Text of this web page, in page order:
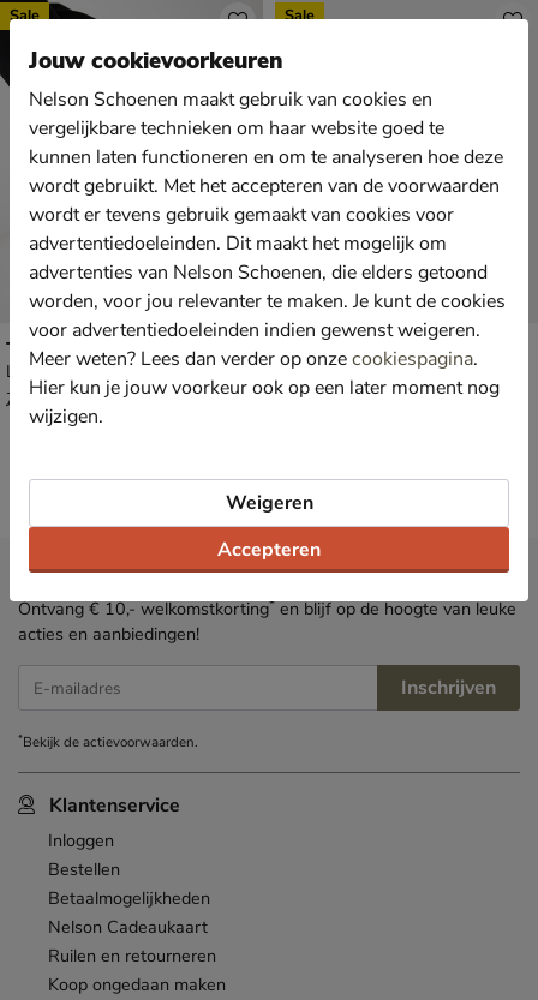
TOMS Lite Rio
Lage sneakers - beige
van € 79,99 voor € 55,99
79 99 55 ,99
Sale
TOMS Trvl Lite 2.0
Lage sneakers - grijs
van € 89,99 voor € 62,99
89,99 62 99
Sale
Klantenservice
Inloggen
Bestellen
Betaalmogelijkheden
Nelson Cadeaukaart
Ruilen en retourneren
Koop ongedaan maken
Nieuwsbrief
Ontvang € 10,- welkomstkorting*en blijf op de hoogte van leuke
acties en aanbiedingen!
E-mailadres Inschrijven
*Bekijk deactievoorwaarden.
Jouw cookievoorkeuren
Nelson Schoenen maakt gebruik van cookies en
vergelijkbare technieken om haar website goed te
kunnen laten functioneren en om te analyseren hoe deze
wordt gebruikt. Met het accepteren van de voorwaarden
wordt er tevens gebruik gemaakt van cookies voor
advertentiedoeleinden. Dit maakt het mogelijk om
advertenties van Nelson Schoenen, die elders getoond
worden, voor jou relevanter te maken. Je kunt de cookies
voor advertentiedoeleinden indien gewenst weigeren.
Meer weten? Lees dan verder op onzecookiespagina.
Hier kun je jouw voorkeur ook op een later moment nog
wijzigen.
Accepteren
Weigeren